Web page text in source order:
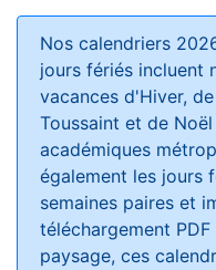
Nos calendriers
jours fériés incluent
vacances d'Hiver,
Toussaint et de
académiques
également les jours
semaines paires et
téléchargement
paysage, ces